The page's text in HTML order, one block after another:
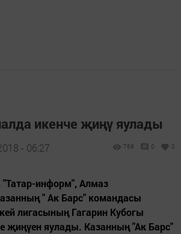
икенче җиңү яулады
- 06:27 768 0 0
"Татар-информ", Алмаз
" Ак Барс" командасы
лигасының Гагарин Кубогы
җиңүен яулады. Казанның "Ак Барс"